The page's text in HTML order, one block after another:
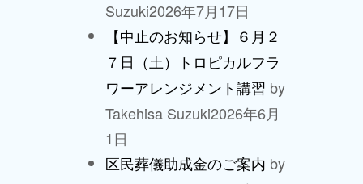
Suzuki2026年7月17日
【中止のお知らせ】６月２
７日（土）トロピカルフラ
ワーアレンジメント講習 by
Takehisa Suzuki2026年6月
1日
区民葬儀助成金のご案内 by